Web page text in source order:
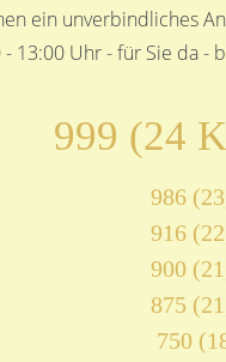
ein unverbindliches
- 13:00 Uhr - für Sie
999 (24
986
916
900
875
750